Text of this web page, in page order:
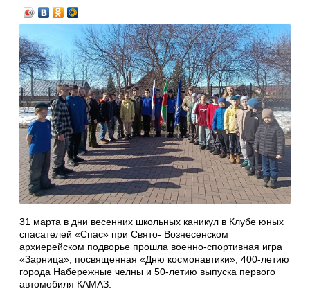
31 марта в дни весенних школьных каникул в Клубе юных
спасателей «Спас» при Свято- Вознесенском
архиерейском подворье прошла военно-спортивная игра
«Зарница», посвященная «Дню космонавтики», 400-летию
города Набережные челны и 50-летию выпуска первого
автомобиля КАМАЗ.